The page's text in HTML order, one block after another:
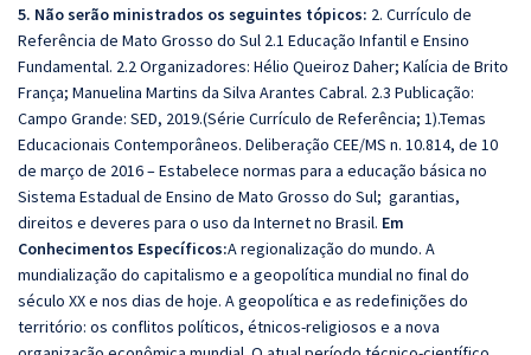
5. Não serão ministrados os seguintes tópicos: 2. Currículo de
Referência de Mato Grosso do Sul 2.1 Educação Infantil e Ensino
Fundamental. 2.2 Organizadores: Hélio Queiroz Daher; Kalícia de Brito
França; Manuelina Martins da Silva Arantes Cabral. 2.3 Publicação:
Campo Grande: SED, 2019.(Série Currículo de Referência; 1).Temas
Educacionais Contemporâneos. Deliberação CEE/MS n. 10.814, de 10
de março de 2016 – Estabelece normas para a educação básica no
Sistema Estadual de Ensino de Mato Grosso do Sul; garantias,
direitos e deveres para o uso da Internet no Brasil. Em
Conhecimentos Específicos:A regionalização do mundo. A
mundialização do capitalismo e a geopolítica mundial no final do
século XX e nos dias de hoje. A geopolítica e as redefinições do
território: os conflitos políticos, étnicos-religiosos e a nova